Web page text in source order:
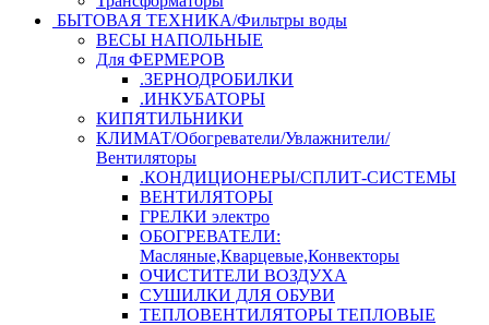
БЫТОВАЯ ТЕХНИКА/Фильтры воды
ВЕСЫ НАПОЛЬНЫЕ
Для ФЕРМЕРОВ
.ЗЕРНОДРОБИЛКИ
.ИНКУБАТОРЫ
КИПЯТИЛЬНИКИ
КЛИМАТ/Обогреватели/Увлажнители/
Вентиляторы
.КОНДИЦИОНЕРЫ/СПЛИТ-СИСТЕМЫ
ВЕНТИЛЯТОРЫ
ГРЕЛКИ электро
ОБОГРЕВАТЕЛИ:
Масляные,Кварцевые,Конвекторы
ОЧИСТИТЕЛИ ВОЗДУХА
СУШИЛКИ ДЛЯ ОБУВИ
ТЕПЛОВЕНТИЛЯТОРЫ ТЕПЛОВЫЕ